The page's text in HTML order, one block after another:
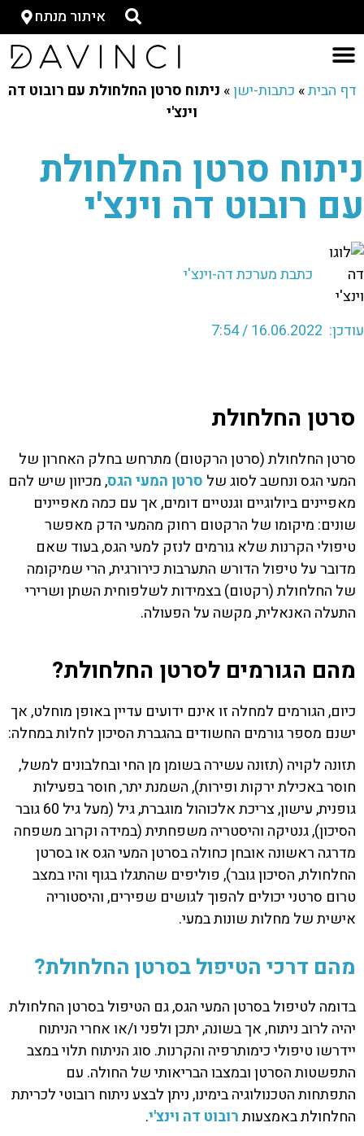
איתור מנתח
דף הבית» כתבות-ישן» ניתוח סרטן החלחולת עם רובוט דה
וינצ'י
ניתוח סרטן החלחולת
עם רובוט דה וינצ'י
כתבת מערכת דה-וינצ'י
עודכן: 16.06.2022 / 7:54
סרטן החלחולת
סרטן החלחולת (סרטן הרקטום) מתרחש בחלק האחרון של
המעי הגס ונחשב לסוג של סרטן המעי הגס, מכיוון שיש להם
מאפיינים ביולוגיים וגנטיים דומים, אך עם כמה מאפיינים
שונים: מיקומו של הרקטום רחוק מהמעי הדק מאפשר
טיפולי הקרנות שלא גורמים לנזק למעי הגס, בעוד שאם
מדובר על טיפול הדורש התערבות כירורגית, הרי שמיקומה
של החלחולת (רקטום) בצמידות לשלפוחית השתן ושרירי
התעלה האנאלית, מקשה על הפעולה.
מהם הגורמים לסרטן החלחולת?
כיום, הגורמים למחלה זו אינם ידועים עדיין באופן מוחלט, אך
ישנם מספר גורמים החשודים בהגברת הסיכון לחלות במחלה:
תזונה לקויה (תזונה עשירה בשומן מן החי ובחלבונים למשל,
חוסר באכילת ירקות ופירות), השמנת יתר, חוסר בפעילות
גופנית, עישון, צריכת אלכוהול מוגברת, גיל (מעל גיל 60 גובר
הסיכון), גנטיקה והיסטריה משפחתית (במידה וקרוב משפחה
מדרגה ראשונה אובחן כחולה בסרטן המעי הגס או בסרטן
החלחולת, הסיכון גובר), פוליפים שהתגלו בגוף והיו במצב
טרום סרטני יכולים להפוך לגושים שפירים, והיסטוריה
אישית של מחלות שונות במעי.
מהם דרכי הטיפול בסרטן החלחולת?
בדומה לטיפול בסרטן המעי הגס, גם הטיפול בסרטן החלחולת
יהיה לרוב ניתוח, אך בשונה, יתכן ולפני ו/או אחרי הניתוח
יידרשו טיפולי כימותרפיה והקרנות. סוג הניתוח תלוי במצב
התפשטות הסרטן ובמצבו הבריאותי של החולה. עם
התפתחות הטכנולוגיה בימינו, ניתן לבצע ניתוח רובוטי לכריתת
החלחולת באמצעותרובוט דה וינצ'י.